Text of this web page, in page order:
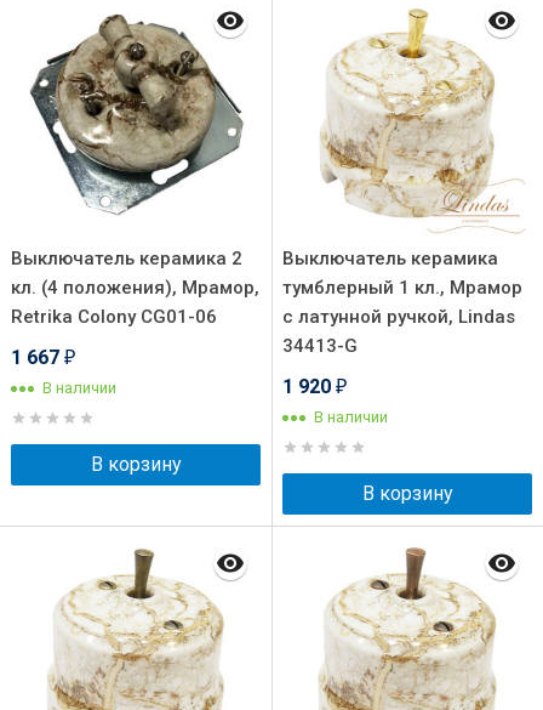
Выключатель керамика 2
кл. (4 положения), Мрамор,
Retrika Colony CG01-06
1 667 ₽
В наличии
В корзину
Выключатель керамика
тумблерный 1 кл., Мрамор
с латунной ручкой, Lindas
34413-G
1 920 ₽
В наличии
В корзину